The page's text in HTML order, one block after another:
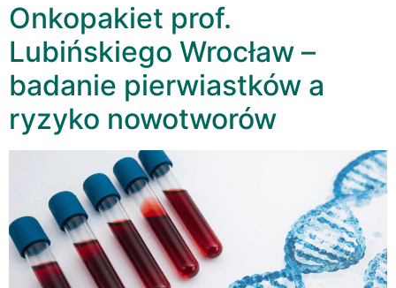
Onkopakiet prof.
Lubińskiego Wrocław –
badanie pierwiastków a
ryzyko nowotworów